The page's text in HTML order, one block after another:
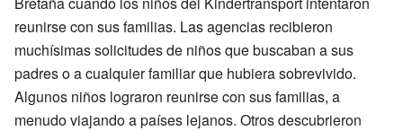
reunirse con sus familias. Las agencias recibieron
muchísimas solicitudes de niños que buscaban a sus
padres o a cualquier familiar que hubiera sobrevivido.
Algunos niños lograron reunirse con sus familias, a
menudo viajando a países lejanos. Otros descubrieron